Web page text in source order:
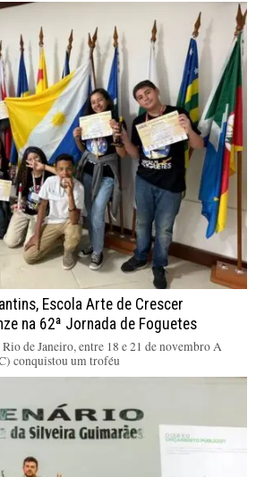
Escola Arte de Crescer
na 62ª Jornada de Foguetes
de Janeiro, entre 18 e 21 de novembro A
conquistou um troféu